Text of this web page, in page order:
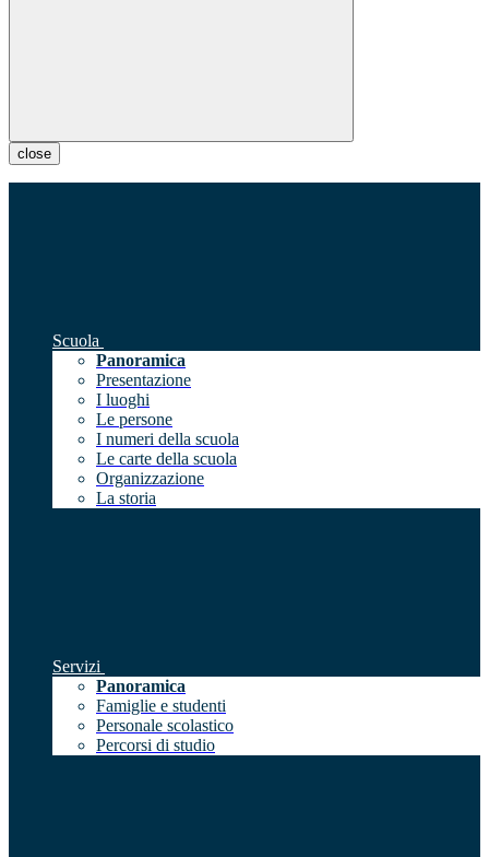
close
Scuola
Panoramica
Presentazione
I luoghi
Le persone
I numeri della scuola
Le carte della scuola
Organizzazione
La storia
Servizi
Panoramica
Famiglie e studenti
Personale scolastico
Percorsi di studio